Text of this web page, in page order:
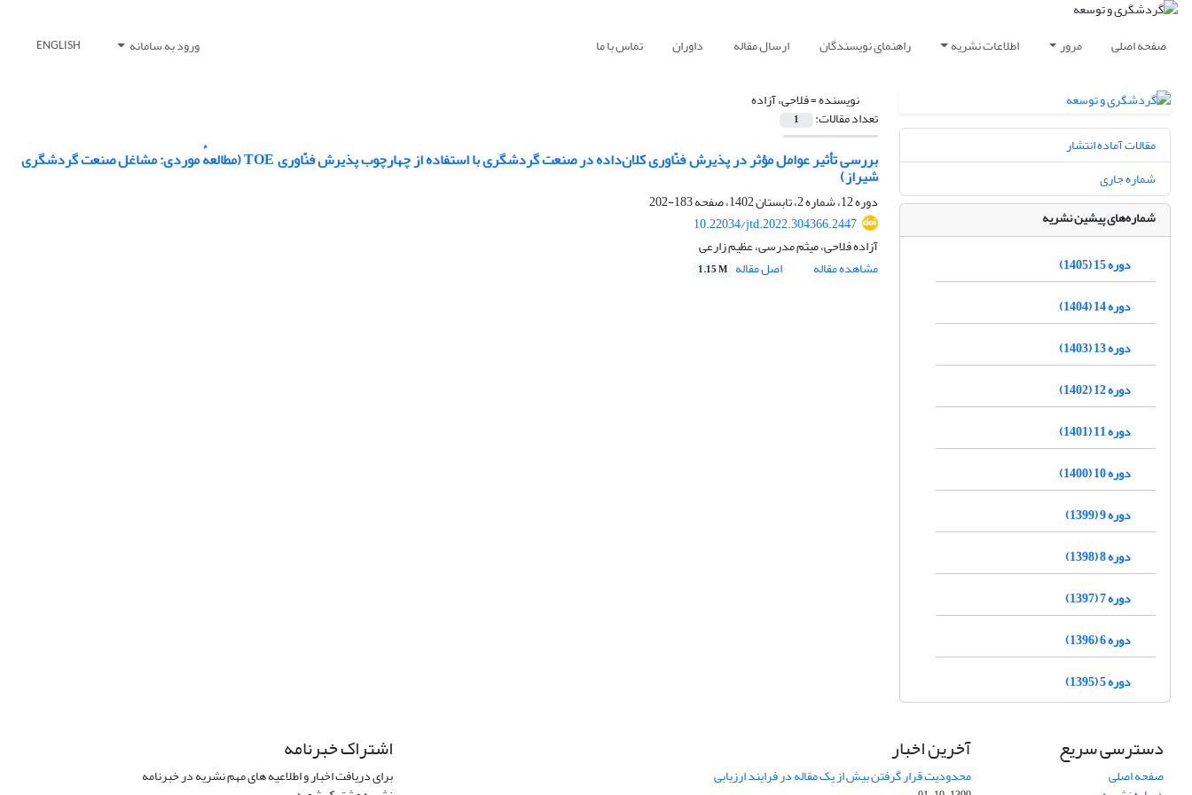
صفحه اصلی مرور اطلاعات نشریه راهنمای نویسندگان ارسال مقاله داوران تماس با ما ورود به سامانه ENGLISH
نویسنده =فلاحی، آزاده
تعداد مقالات: 1
بررسی تأثیر عوامل مؤثر در پذیرش فنّاوری کلان‌داده در صنعت گردشگری با استفاده از چهارچوب پذیرش فنّاوری TOE (مطالعهٔ موردی: مشاغل صنعت گردشگری
شیراز)
دوره 12، شماره 2، تابستان 1402، صفحه
183-202
10.22034/jtd.2022.304366.2447
آزاده فلاحی، میثم مدرسی، عظیم زارعی
مشاهده مقاله
اصل مقاله 1.15 M
مقالات آماده انتشار
شماره جاری
شماره‌های پیشین نشریه
دوره 15 (1405)
دوره 14 (1404)
دوره 13 (1403)
دوره 12 (1402)
دوره 11 (1401)
دوره 10 (1400)
دوره 9 (1399)
دوره 8 (1398)
دوره 7 (1397)
دوره 6 (1396)
دوره 5 (1395)
دسترسی سریع
صفحه اصلی
آخرین اخبار
محدودیت قرار گرفتن بیش از یک مقاله در فرایند ارزیابی
اشتراک خبرنامه
برای دریافت اخبار و اطلاعیه های مهم نشریه در خبرنامه